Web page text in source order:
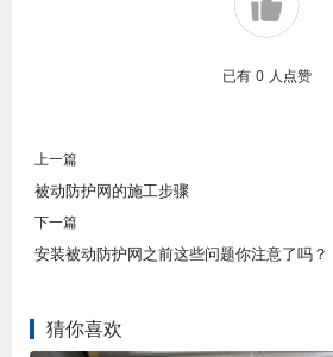
已有 0 人点赞
上一篇
被动防护网的施工步骤
下一篇
安装被动防护网之前这些问题你注意了吗？
猜你喜欢